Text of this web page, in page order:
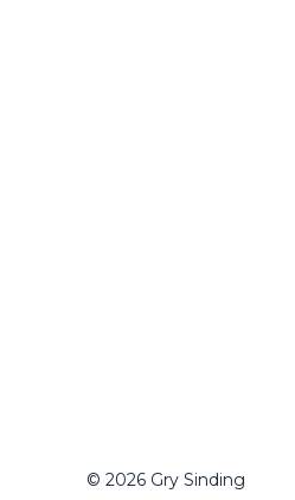
© 2026 Gry Sinding